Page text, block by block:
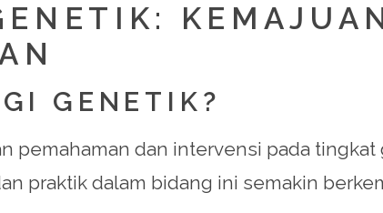
GENETIK?
pemahaman dan intervensi pada
praktik dalam bidang ini semakin